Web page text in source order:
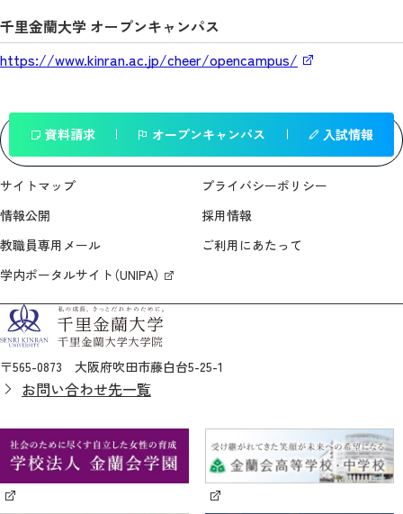
千里金蘭大学 オープンキャンパス
https://www.kinran.ac.jp/cheer/opencampus/
一覧へ戻る
資料請求 オープンキャンパス 入試情報
サイトマップ
プライバシーポリシー
情報公開
採用情報
教職員専用メール
ご利用にあたって
学内ポータルサイト（UNIPA）
〒565-0873 大阪府吹田市藤白台5-25-1
お問い合わせ先一覧